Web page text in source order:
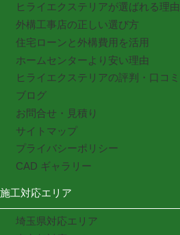
ヒライエクステリアが選ばれる理由
外構工事店の正しい選び方
住宅ローンと外構費用を活用
ホームセンターより安い理由
ヒライエクステリアの評判・口コミ
ブログ
お問合せ・見積り
サイトマップ
プライバシーポリシー
CAD ギャラリー
施工対応エリア
埼玉県対応エリア